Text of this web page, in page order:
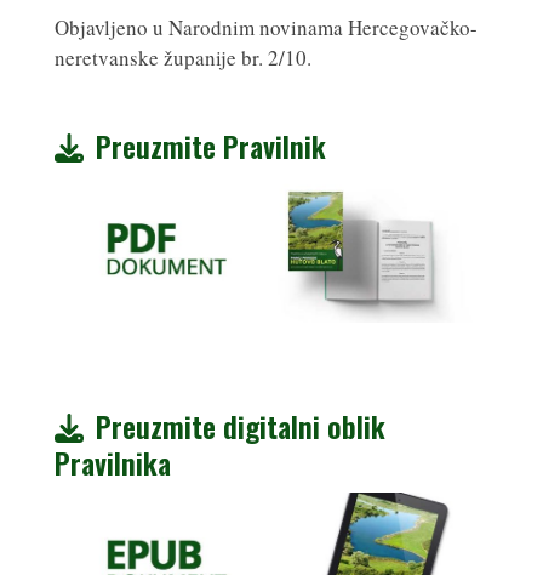
Objavljeno u Narodnim novinama Hercegovačko-
neretvanske županije br. 2/10.
Preuzmite Pravilnik
Preuzmite digitalni oblik
Pravilnika